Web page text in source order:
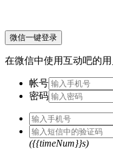
微信一键登录
在微信中使用互动吧的
帐号
密码
({{timeNum}}s)